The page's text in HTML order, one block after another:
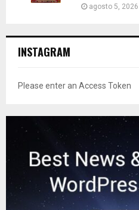
agosto 5, 2026
INSTAGRAM
Please enter an Access Token